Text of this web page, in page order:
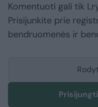
Komentuoti gali tik
Prisijunkite prie
bendruomenės ir